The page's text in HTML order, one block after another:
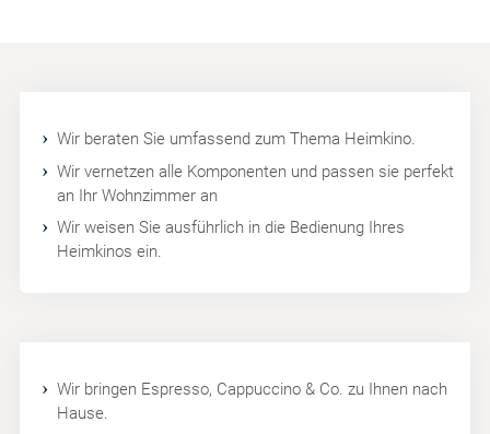
Wir beraten Sie umfassend zum Thema Heimkino.
Wir vernetzen alle Komponenten und passen sie perfekt
an Ihr Wohnzimmer an
Wir weisen Sie ausführlich in die Bedienung Ihres
Heimkinos ein.
Wir bringen Espresso, Cappuccino & Co. zu Ihnen nach
Hause.